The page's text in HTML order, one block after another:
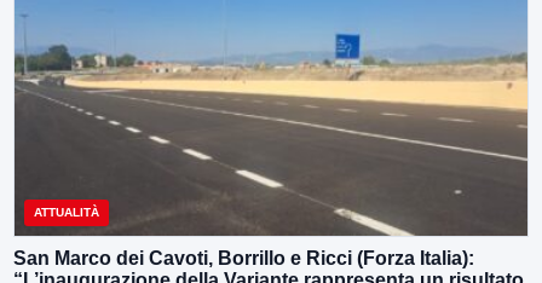
ATTUALITÀ
San Marco dei Cavoti, Borrillo e Ricci (Forza Italia):